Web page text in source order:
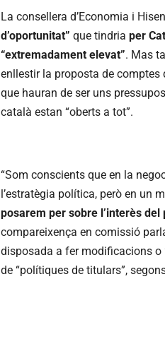
La consellera d’Economia i
d’oportunitat” que tindria per
“extremadament elevat”. Mas
enllestir la proposta de comptes
que hauran de ser uns
català estan “oberts a tot”.
“Som conscients que en la
l’estratègia política, però en un
posarem per sobre l’interès del
compareixença en comissió
disposada a fer modificacions o
de “polítiques de titulars”,